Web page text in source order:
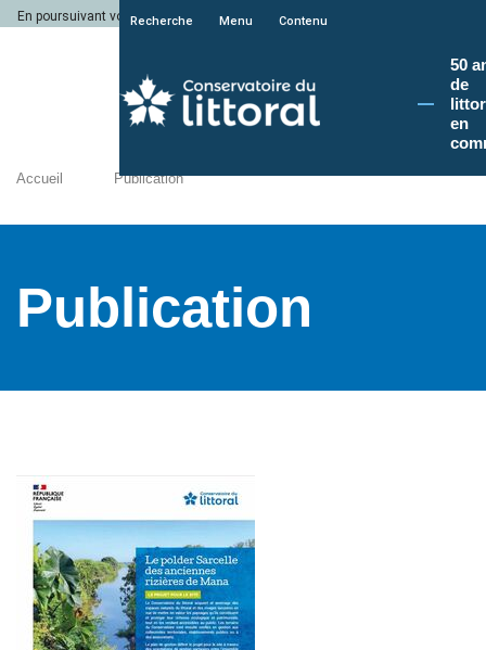
En poursuivant votre navigation sur le site du Conservatoire du littoral, vous
Recherche Menu Contenu
50
de
en
Accueil Publication
Publication